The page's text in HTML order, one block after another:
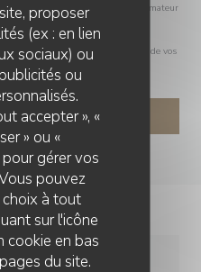
proposer
(ex : en lien
sociaux) ou
ou
accepter », «
» ou «
pour gérer vos
pouvez
à tout
sur l'icône
cookie en bas
du site.
il est rappelé que le consommateur
au démarchage
d'informations sur le traitement de vos
.